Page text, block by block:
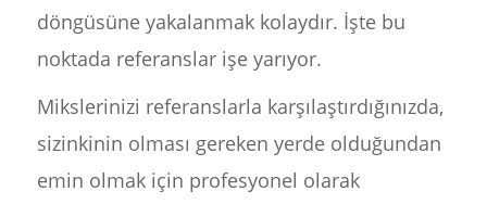
döngüsüne yakalanmak kolaydır. İşte bu
noktada referanslar işe yarıyor.
Mikslerinizi referanslarla karşılaştırdığınızda,
sizinkinin olması gereken yerde olduğundan
emin olmak için profesyonel olarak